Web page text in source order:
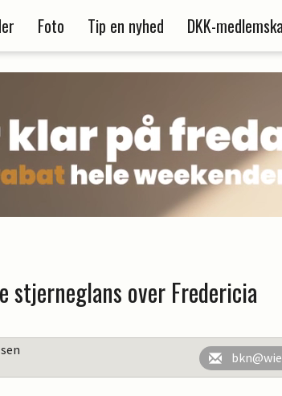
Foto Tip en nyhed DKK-
stjerneglans over Fredericia